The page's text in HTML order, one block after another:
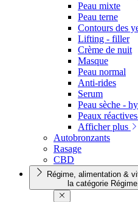
Peau mixte
Peau terne
Contours des
Lifting - filler
Crème de nuit
Masque
Peau normal
Anti-rides
Serum
Peau sèche -
Peaux
Afficher plus
Autobronzants
Rasage
CBD
Régime, alimentation &
la catégorie